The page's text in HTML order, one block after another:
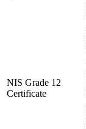
NIS Grade 12
Certificate